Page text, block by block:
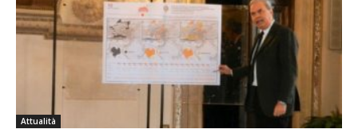
Attualità